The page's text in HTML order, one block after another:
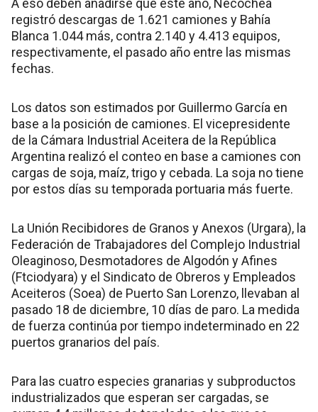
A eso deben añadirse que este año, Necochea
registró descargas de 1.621 camiones y Bahía
Blanca 1.044 más, contra 2.140 y 4.413 equipos,
respectivamente, el pasado año entre las mismas
fechas.
Los datos son estimados por Guillermo García en
base a la posición de camiones. El vicepresidente
de la Cámara Industrial Aceitera de la República
Argentina realizó el conteo en base a camiones con
cargas de soja, maíz, trigo y cebada. La soja no tiene
por estos días su temporada portuaria más fuerte.
La Unión Recibidores de Granos y Anexos (Urgara), la
Federación de Trabajadores del Complejo Industrial
Oleaginoso, Desmotadores de Algodón y Afines
(Ftciodyara) y el Sindicato de Obreros y Empleados
Aceiteros (Soea) de Puerto San Lorenzo, llevaban al
pasado 18 de diciembre, 10 días de paro. La medida
de fuerza continúa por tiempo indeterminado en 22
puertos granarios del país.
Para las cuatro especies granarias y subproductos
industrializados que esperan ser cargadas, se